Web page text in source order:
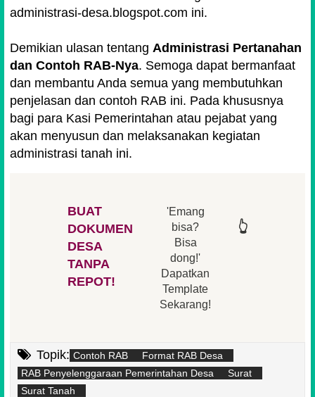
administrasi-desa.blogspot.com ini.
Demikian ulasan tentang Administrasi Pertanahan
dan Contoh RAB-Nya. Semoga dapat bermanfaat
dan membantu Anda semua yang membutuhkan
penjelasan dan contoh RAB ini. Pada khususnya
bagi para Kasi Pemerintahan atau pejabat yang
akan menyusun dan melaksanakan kegiatan
administrasi tanah ini.
BUAT
DOKUMEN
DESA
TANPA
REPOT!
'Emang
bisa?
Bisa
dong!'
Dapatkan
Template
Sekarang!
👆
Topik: Contoh RAB
Format RAB Desa
RAB Penyelenggaraan Pemerintahan Desa
Surat
Surat Tanah